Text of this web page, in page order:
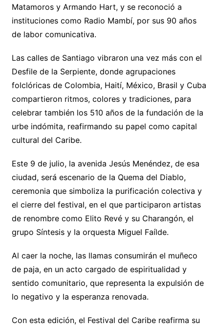
Matamoros y Armando Hart, y se reconoció a
instituciones como Radio Mambí, por sus 90 años
de labor comunicativa.
Las calles de Santiago vibraron una vez más con el
Desfile de la Serpiente, donde agrupaciones
folclóricas de Colombia, Haití, México, Brasil y Cuba
compartieron ritmos, colores y tradiciones, para
celebrar también los 510 años de la fundación de la
urbe indómita, reafirmando su papel como capital
cultural del Caribe.
Este 9 de julio, la avenida Jesús Menéndez, de esa
ciudad, será escenario de la Quema del Diablo,
ceremonia que simboliza la purificación colectiva y
el cierre del festival, en el que participaron artistas
de renombre como Elito Revé y su Charangón, el
grupo Síntesis y la orquesta Miguel Faílde.
Al caer la noche, las llamas consumirán el muñeco
de paja, en un acto cargado de espiritualidad y
sentido comunitario, que representa la expulsión de
lo negativo y la esperanza renovada.
Con esta edición, el Festival del Caribe reafirma su